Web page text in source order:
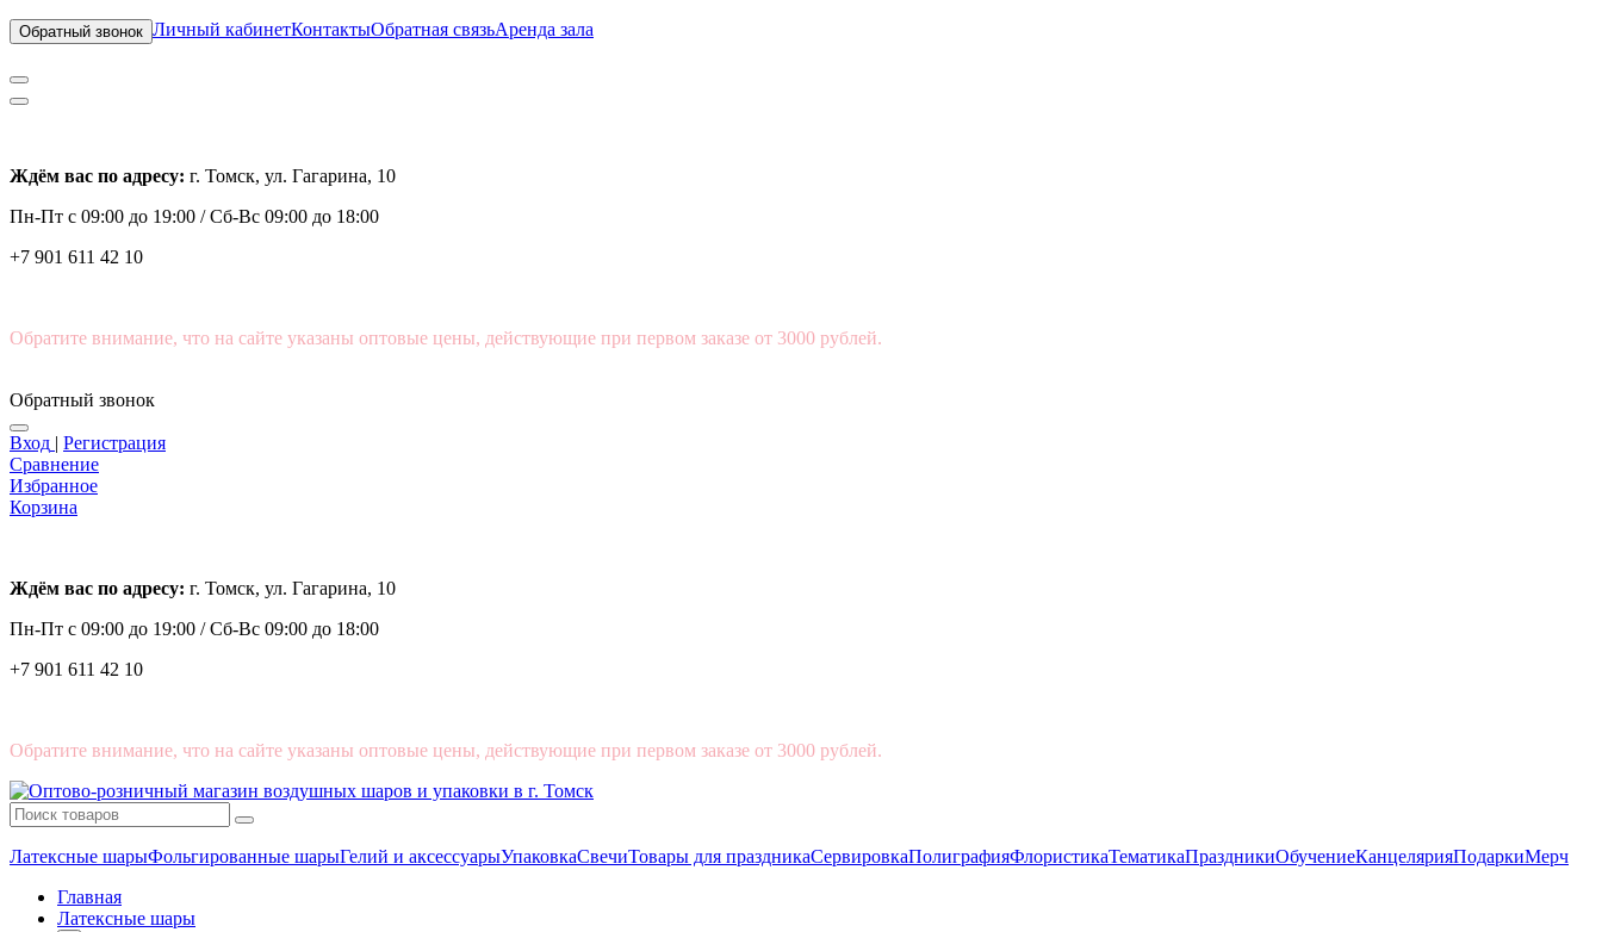
Обратный звонок Личный кабинетКонтактыОбратная связьАренда зала
Ждём вас по адресу: г. Томск, ул. Гагарина, 10
Пн-Пт с 09:00 до 19:00 /Сб-Вс 09:00 до 18:00
+7 901 611 42 10
Обратите внимание, что на сайте указаны оптовые цены, действующие при первом заказе от 3000 рублей.
Обратный звонок
Вход | Регистрация
Сравнение
Избранное
Корзина
Ждём вас по адресу: г. Томск, ул. Гагарина, 10
Пн-Пт с 09:00 до 19:00 /Сб-Вс 09:00 до 18:00
+7 901 611 42 10
Обратите внимание, что на сайте указаны оптовые цены, действующие при первом заказе от 3000 рублей.
Латексные шарыФольгированные шарыГелий и аксессуарыУпаковкаСвечиТовары для праздникаСервировкаПолиграфияФлористикаТематикаПраздникиОбучениеКанцелярияПодаркиМерч
Главная
Латексные шары